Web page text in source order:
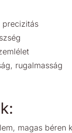
precizitás
rugalmasság
magas béren